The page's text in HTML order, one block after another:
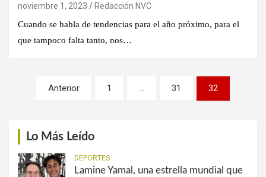
noviembre 1, 2023
Redacción NVC
Cuando se habla de tendencias para el año próximo, para el
que tampoco falta tanto, nos…
Paginación
Anterior 1 … 31 32
Lo Más Leído
DEPORTES
Lamine Yamal, una estrella mundial que